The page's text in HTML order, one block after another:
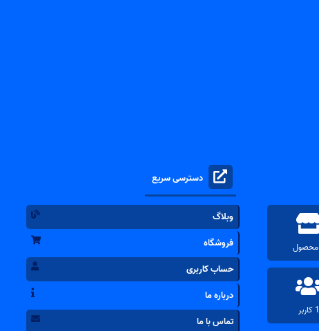
1 کاربر
دسترسی سریع
وبلاگ
فروشگاه
حساب کاربری
درباره ما
تماس با ما